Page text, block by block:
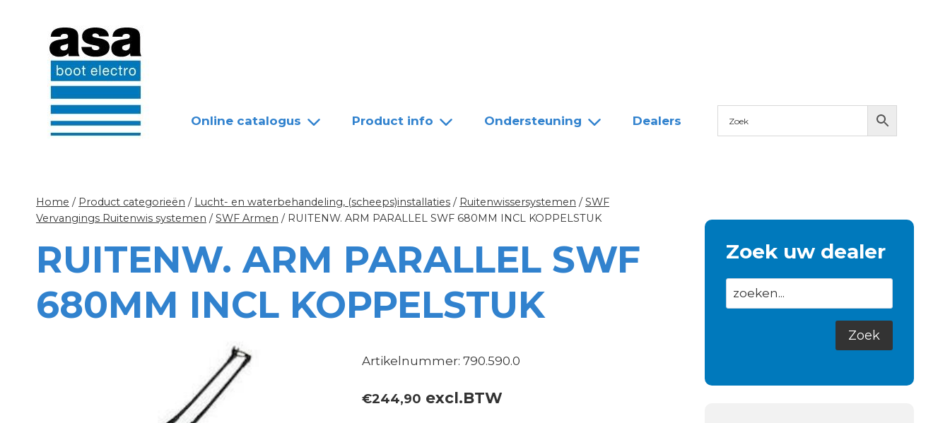
Online catalogus Product info Ondersteuning Dealers
Home / Product categorieën / Lucht- en waterbehandeling, (scheeps)installaties / Ruitenwissersystemen / SWF
Vervangings Ruitenwis systemen / SWF Armen / RUITENW. ARM PARALLEL SWF 680MM INCL KOPPELSTUK
RUITENW. ARM PARALLEL SWF
680MM INCL KOPPELSTUK
Artikelnummer: 790.590.0
€244,90 excl.BTW
Zoek uw dealer